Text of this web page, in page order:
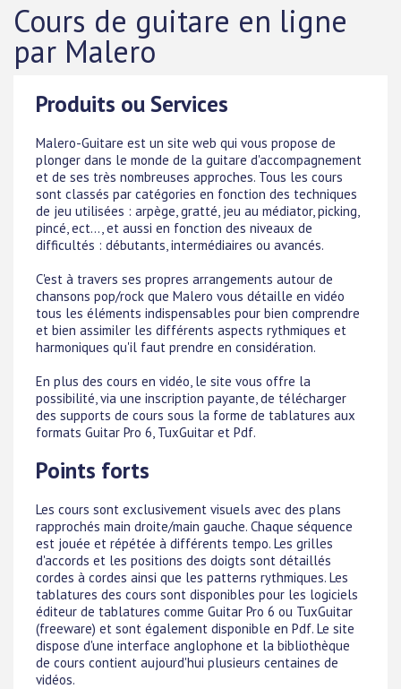
Cours de guitare en ligne
par Malero
Produits ou Services
Malero-Guitare est un site web qui vous propose de
plonger dans le monde de la guitare d'accompagnement
et de ses très nombreuses approches. Tous les cours
sont classés par catégories en fonction des techniques
de jeu utilisées : arpège, gratté, jeu au médiator, picking,
pincé, ect..., et aussi en fonction des niveaux de
difficultés : débutants, intermédiaires ou avancés.
C'est à travers ses propres arrangements autour de
chansons pop/rock que Malero vous détaille en vidéo
tous les éléments indispensables pour bien comprendre
et bien assimiler les différents aspects rythmiques et
harmoniques qu'il faut prendre en considération.
En plus des cours en vidéo, le site vous offre la
possibilité, via une inscription payante, de télécharger
des supports de cours sous la forme de tablatures aux
formats Guitar Pro 6, TuxGuitar et Pdf.
Points forts
Les cours sont exclusivement visuels avec des plans
rapprochés main droite/main gauche. Chaque séquence
est jouée et répétée à différents tempo. Les grilles
d'accords et les positions des doigts sont détaillés
cordes à cordes ainsi que les patterns rythmiques. Les
tablatures des cours sont disponibles pour les logiciels
éditeur de tablatures comme Guitar Pro 6 ou TuxGuitar
(freeware) et sont également disponible en Pdf. Le site
dispose d'une interface anglophone et la bibliothèque
de cours contient aujourd'hui plusieurs centaines de
vidéos.